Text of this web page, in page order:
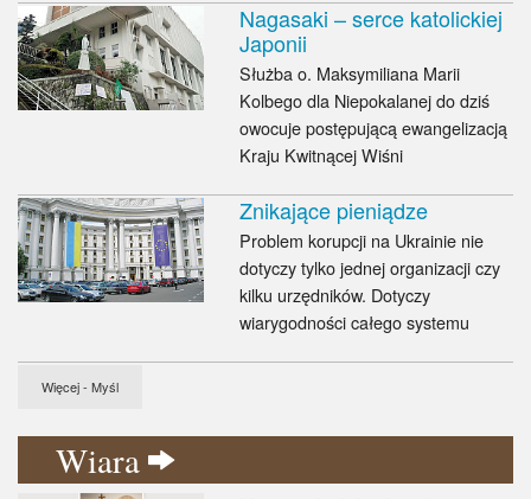
Nagasaki – serce katolickiej
Japonii
Służba o. Maksymiliana Marii
Kolbego dla Niepokalanej do dziś
owocuje postępującą ewangelizacją
Kraju Kwitnącej Wiśni
Znikające pieniądze
Problem korupcji na Ukrainie nie
dotyczy tylko jednej organizacji czy
kilku urzędników. Dotyczy
wiarygodności całego systemu
Więcej - Myśl
Wiara